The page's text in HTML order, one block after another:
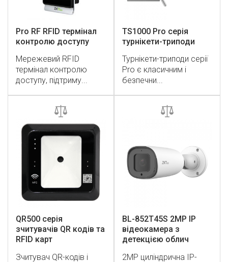
Pro RF RFID термінал
контролю доступу
Мережевий RFID
термінал контролю
доступу, підтриму...
TS1000 Pro серія
турнікети-триподи
Турнікети-триподи серії
Pro є класичним і
безпечни...
QR500 серія
зчитувачів QR кодів та
RFID карт
Зчитувач QR-кодів і
BL-852T45S 2MP IP
відеокамера з
детекцією облич
2MP циліндрична IP-